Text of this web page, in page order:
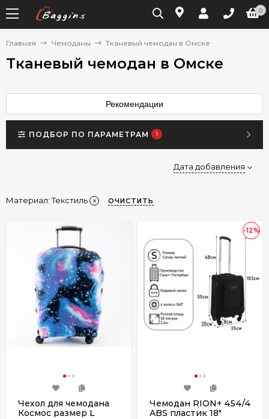
0
Главная Чемоданы Тканевый чемодан в Омске
Тканевый чемодан в Омске
Рекомендации
ПОДБОР ПО ПАРАМЕТРАМ 1
Дата добавления
Материал:Текстиль ОЧИСТИТЬ
Чехол для чемодана
Космос размер L
-12%
Чемодан RION+ 454/4
ABS пластик 18"